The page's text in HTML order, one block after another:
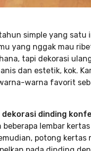
simple yang satu
yang nggak mau
tapi dekorasi
dan estetik, kok.
warna favorit
dekorasi dinding
beberapa lembar
potong kertas